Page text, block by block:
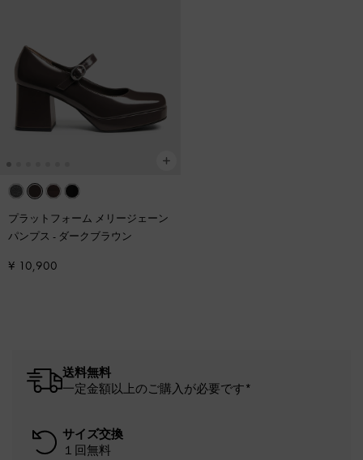
プラットフォーム メリージェーン
パンプス - ダークブラウン
¥ 10,900
送料無料
一定金額以上のご購入が必要です*
サイズ交換
１回無料